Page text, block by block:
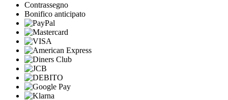
Contrassegno
Bonifico anticipato